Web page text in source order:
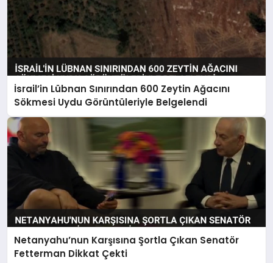
İsrail’in Lübnan Sınırından 600 Zeytin Ağacını
Sökmesi Uydu Görüntüleriyle Belgelendi
Netanyahu’nun Karşısına Şortla Çıkan Senatör
Fetterman Dikkat Çekti